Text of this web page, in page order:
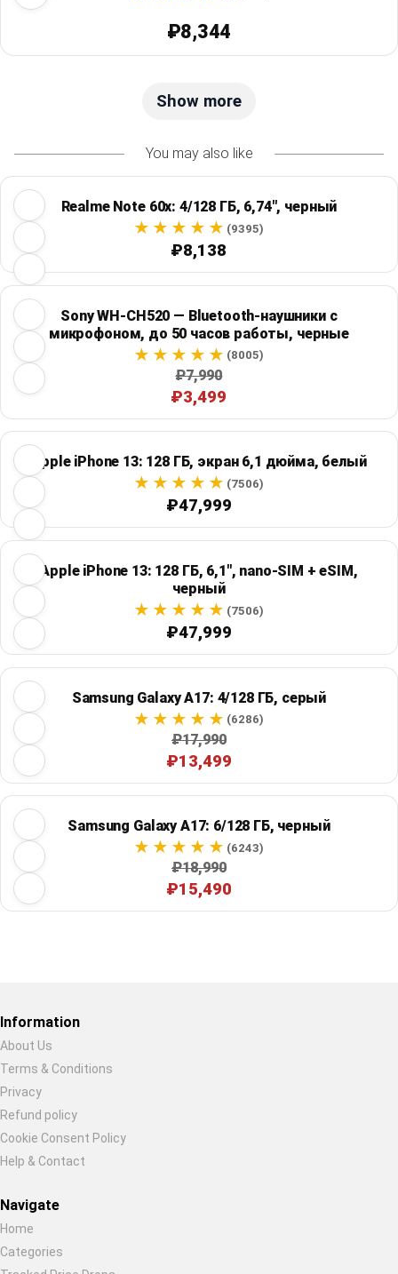
₽8,344
Show more
You may also like
Realme Note 60x: 4/128 ГБ, 6,74", черный
(9395)
₽8,138
Sony WH-CH520 — Bluetooth-наушники с
микрофоном, до 50 часов работы, черные
(8005)
₽7,990
₽3,499
Apple iPhone 13: 128 ГБ, экран 6,1 дюйма, белый
(7506)
₽47,999
Apple iPhone 13: 128 ГБ, 6,1", nano-SIM + eSIM,
черный
(7506)
₽47,999
Samsung Galaxy A17: 4/128 ГБ, серый
(6286)
₽17,990
₽13,499
Samsung Galaxy A17: 6/128 ГБ, черный
(6243)
₽18,990
₽15,490
Information
About Us
Terms & Conditions
Privacy
Refund policy
Cookie Consent Policy
Help & Contact
Navigate
Home
Categories